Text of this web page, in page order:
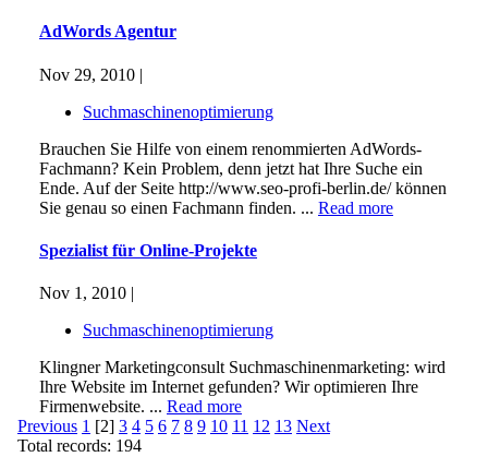
AdWords Agentur
Nov 29, 2010 |
Suchmaschinenoptimierung
Brauchen Sie Hilfe von einem renommierten AdWords-
Fachmann? Kein Problem, denn jetzt hat Ihre Suche ein
Ende. Auf der Seite http://www.seo-profi-berlin.de/ können
Sie genau so einen Fachmann finden. ... Read more
Spezialist für Online-Projekte
Nov 1, 2010 |
Suchmaschinenoptimierung
Klingner Marketingconsult Suchmaschinenmarketing: wird
Ihre Website im Internet gefunden? Wir optimieren Ihre
Firmenwebsite. ... Read more
Previous 1 [2] 3 4 5 6 7 8 9 10 11 12 13 Next
Total records: 194